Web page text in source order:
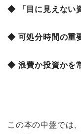
◆ 「目に見えない
◆ 可処分時間の重
◆ 浪費か投資かを
この本の中盤では、